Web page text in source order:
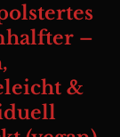
–
&